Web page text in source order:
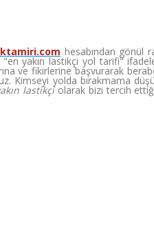
hesabından gönül
yakın lastikçi yol tarifi"
ve fikirlerine başvurarak beraber
Kimseyi yolda bırakmama
lastikçiolarak bizi tercih